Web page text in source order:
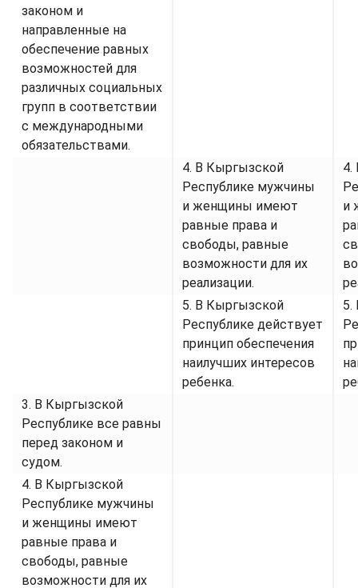
законом и
направленные на
обеспечение равных
возможностей для
различных социальных
групп в соответствии
с международными
обязательствами.
4. В Кыргызской
Республике мужчины
и женщины имеют
равные права и
свободы, равные
возможности для их
реализации.
4.
и
5. В Кыргызской
Республике действует
принцип обеспечения
наилучших интересов
ребенка.
5.
3. В Кыргызской
Республике все равны
перед законом и
судом.
4. В Кыргызской
Республике мужчины
и женщины имеют
равные права и
свободы, равные
возможности для их